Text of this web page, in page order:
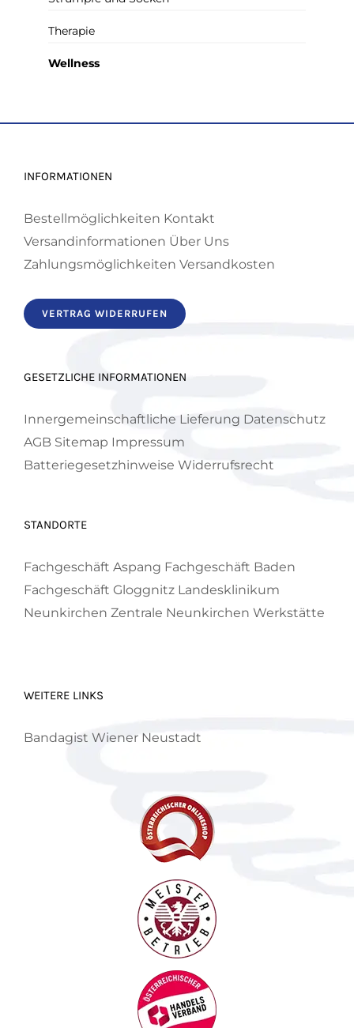
Therapie
Wellness
INFORMATIONEN
Bestellmöglichkeiten Kontakt
Versandinformationen Über Uns
Zahlungsmöglichkeiten Versandkosten
VERTRAG WIDERRUFEN
GESETZLICHE INFORMATIONEN
Innergemeinschaftliche Lieferung Datenschutz
AGB Sitemap Impressum
Batteriegesetzhinweise Widerrufsrecht
STANDORTE
Fachgeschäft Aspang Fachgeschäft Baden
Fachgeschäft Gloggnitz Landesklinikum
Neunkirchen Zentrale Neunkirchen Werkstätte
WEITERE LINKS
Bandagist Wiener Neustadt